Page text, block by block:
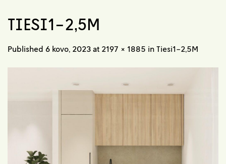
TIESI1-2,5M
Published 6 kovo, 2023 at 2197 × 1885 in Tiesi1-2,5M